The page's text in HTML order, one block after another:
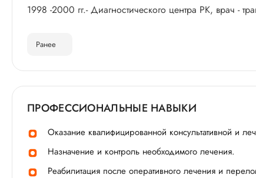
1998 -2000 гг.- Диагностического центра РК, врач -
Ранее
ПРОФЕССИОНАЛЬНЫЕ НАВЫКИ
Оказание квалифицированной консультативной и
Назначение и контроль необходимого лечения.
Реабилитация после оперативного лечения и